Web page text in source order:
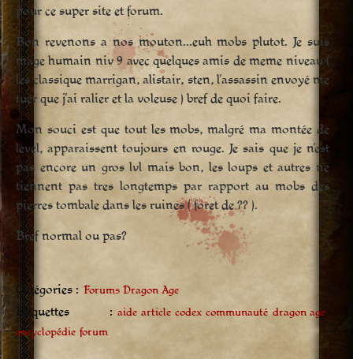
pour ce super site et forum.
Bon revenons a nos mouton…euh mobs plutot. Je suis
mage humain niv 9 avec quelques amis de meme niveau (
les classique marrigan, alistair, sten, l’assassin envoyé me
tuer que j’ai ralier et la voleuse ) bref de quoi faire.
Mon souci est que tout les mobs, malgré ma montée de
level, apparaissent toujours en rouge. Je sais que je n’est
pas encore un gros lvl mais bon, les loups et autres ne
tiennent pas tres longtemps par rapport au mobs des
pierres tombale dans les ruines ( foret de ?? ).
Bref normal ou pas?
Catégories : Forums Dragon Age
Étiquettes : aide article codex communauté dragon age
encyclopédie forum